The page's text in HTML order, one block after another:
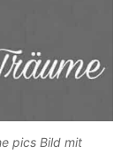
pics Bild mit